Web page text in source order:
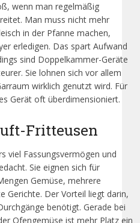
wenn man regelmäßig
Man muss nicht mehr
in der Pfanne machen,
erledigen. Das spart Aufwand
sind Doppelkammer-Geräte
Sie lohnen sich vor allem
wirklich genutzt wird. Für
Gerät oft überdimensioniert.
Fritteusen
viel Fassungsvermögen und
Sie eignen sich für
Gemüse, mehrere
Gerichte. Der Vorteil liegt darin,
benötigt. Gerade bei
Ofengemüse ist mehr Platz ein